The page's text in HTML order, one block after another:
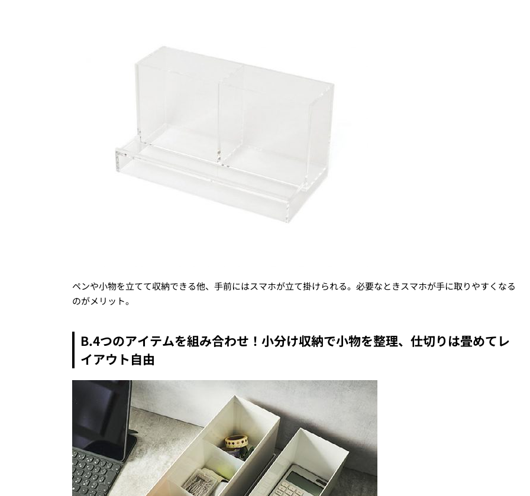
ペンや小物を立てて収納できる他、手前にはスマホが立て掛けられる。必要なときスマホが手に取りやすくなる
のがメリット。
B.4つのアイテムを組み合わせ！ 小分け収納で小物を整理、仕切りは畳めてレ
イアウト自由